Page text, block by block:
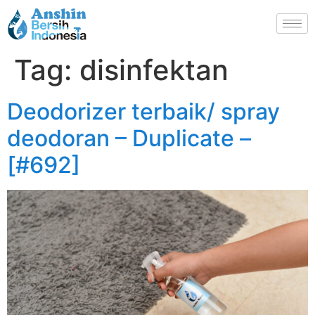
Tag: disinfektan
Deodorizer terbaik/ spray
deodoran – Duplicate –
[#692]